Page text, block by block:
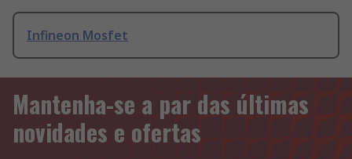
Infineon Mosfet
Mantenha-se a par das últimas
novidades e ofertas